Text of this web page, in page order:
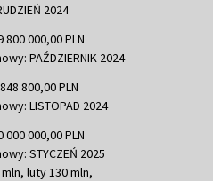
2024
000,00 PLN
PAŹDZIERNIK 2024
800,00 PLN
LISTOPAD 2024
000,00 PLN
STYCZEŃ 2025
luty 130 mln,